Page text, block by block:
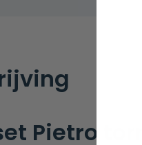
Pietro